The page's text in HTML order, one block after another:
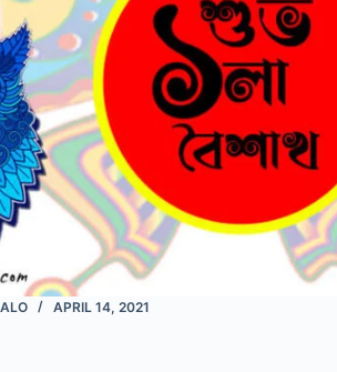
ALO
APRIL 14, 2021